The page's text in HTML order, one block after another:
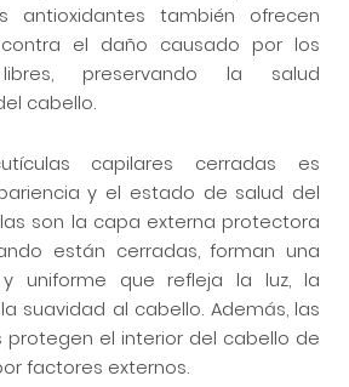
antioxidantes también ofrecen
el daño causado por los
preservando la salud
cabello.
capilares cerradas es
y el estado de salud del
son la capa externa protectora
están cerradas, forman una
y uniforme que refleja la luz, la
suavidad al cabello. Además, las
protegen el interior del cabello de
factores externos.